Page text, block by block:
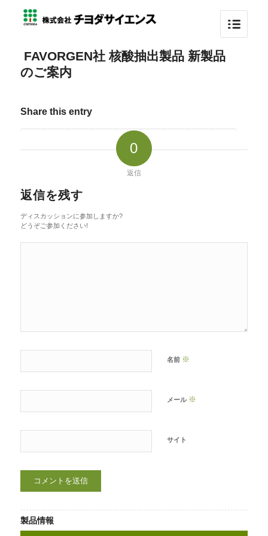
FAVORGEN社 核酸抽出製品 新製品
のご案内
Share this entry
0
返信
返信を残す
ディスカッションに参加しますか?
どうぞご参加ください!
名前 ※
メール ※
サイト
製品情報